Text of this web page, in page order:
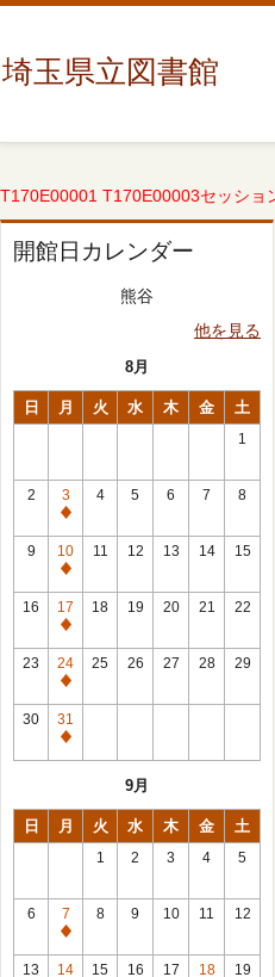
埼玉県立図書館
T170E00001 T170E00003セッショ
開館日カレンダー
熊谷
他を見る
8月
日 月 火 水 木 金 土
1
2
3
休
館
日
4 5 6 7 8
9
10
休
館
日
11 12 13 14 15
16
17
休
館
日
18 19 20 21 22
23
24
休
館
日
25 26 27 28 29
30
31
休
9月
日 月 火 水 木 金 土
1 2 3 4 5
6
7
休
館
8 9 10 11 12
13
14
15 16 17
18
19